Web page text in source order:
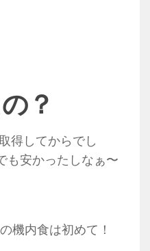
？
得してからでし
も安かったしなぁ〜
機内食は初めて！